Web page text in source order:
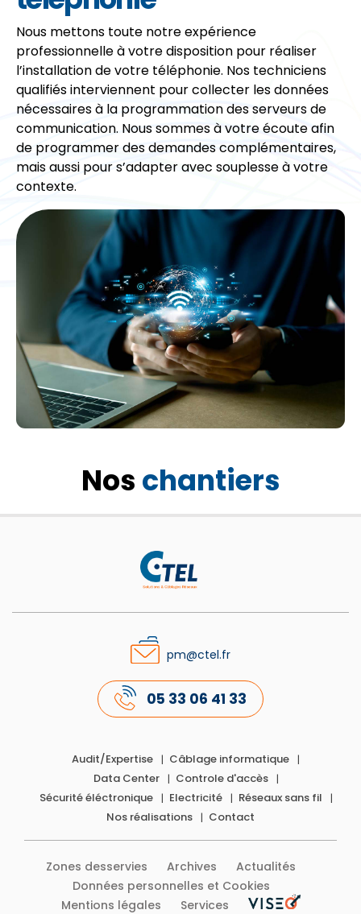
Nous mettons toute notre expérience
professionnelle à votre disposition pour réaliser
l’installation de votre téléphonie. Nos techniciens
qualifiés interviennent pour collecter les données
nécessaires à la programmation des serveurs de
communication. Nous sommes à votre écoute afin
de programmer des demandes complémentaires,
mais aussi pour s’adapter avec souplesse à votre
contexte.
Nos chantiers
pm@ctel.fr
05 33 06 41 33
Audit/Expertise
Câblage informatique
Data Center
Controle d'accès
Sécurité éléctronique
Electricité
Réseaux sans fil
Nos réalisations
Contact
Zones desservies Archives
Actualités
Données personnelles et Cookies
Mentions légales
Services